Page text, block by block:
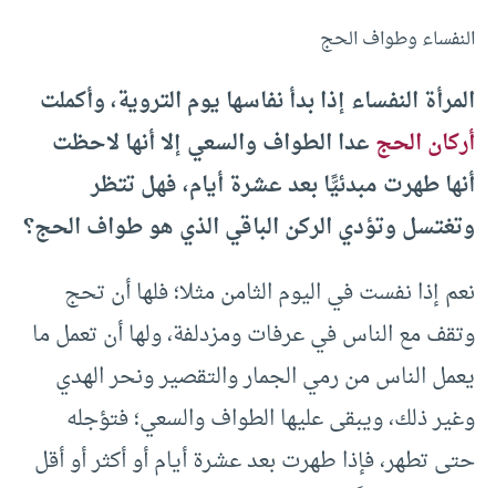
النفساء وطواف الحج
المرأة النفساء إذا بدأ نفاسها يوم التروية، وأكملت
أركان الحجعدا الطواف والسعي إلا أنها لاحظت
أنها طهرت مبدئيًّا بعد عشرة أيام، فهل تتظر
وتغتسل وتؤدي الركن الباقي الذي هو طواف الحج؟
نعم إذا نفست في اليوم الثامن مثلا؛ فلها أن تحج
وتقف مع الناس في عرفات ومزدلفة، ولها أن تعمل ما
يعمل الناس من رمي الجمار والتقصير ونحر الهدي
وغير ذلك، ويبقى عليها الطواف والسعي؛ فتؤجله
حتى تطهر، فإذا طهرت بعد عشرة أيام أو أكثر أو أقل